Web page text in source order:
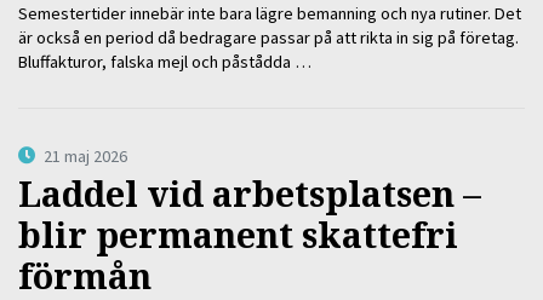
Semestertider innebär inte bara lägre bemanning och nya rutiner. Det
är också en period då bedragare passar på att rikta in sig på företag.
Bluffakturor, falska mejl och påstådda …
21 maj 2026
Laddel vid arbetsplatsen –
blir permanent skattefri
förmån